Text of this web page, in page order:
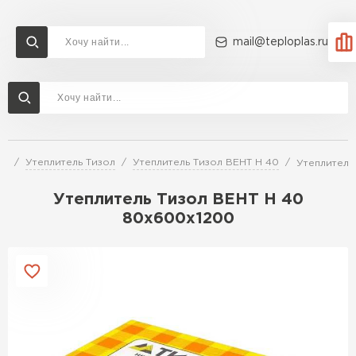
mail@teploplas.ru
Утеплитель Тизол Утеплитель Тизол ВЕНТ Н 40
Утеплитель Тизол ВЕНТ Н 40
80х600х1200
Доставка и оплата
Утеплитель Ветонит
Утеплитель Технониколь
Утеплитель Rockwool